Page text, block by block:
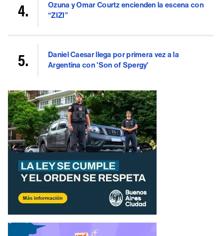
Ozuna y Omar Courtz encienden la escena con
“ZIZI”
Daniel Caesar llega por primera vez a la
Argentina con 'Son of Spergy'